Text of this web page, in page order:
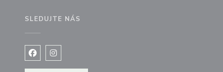
SLEDUJTE NÁS
Facebook ((otevře se v novém okně))
Instagram ((otevře se v novém okně))